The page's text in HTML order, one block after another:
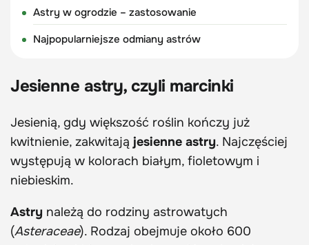
Astry w ogrodzie – zastosowanie
Najpopularniejsze odmiany astrów
Jesienne astry, czyli marcinki
Jesienią, gdy większość roślin kończy już
kwitnienie, zakwitają jesienne astry. Najczęściej
występują w kolorach białym, fioletowym i
niebieskim.
Astry należą do rodziny astrowatych
(Asteraceae). Rodzaj obejmuje około 600